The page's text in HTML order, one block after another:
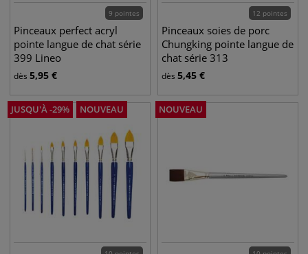
9 pointes
Pinceaux perfect acryl
pointe langue de chat série
399 Lineo
dès 5,95 €
12 pointes
Pinceaux soies de porc
Chungking pointe langue de
chat série 313
dès 5,45 €
JUSQU'À-29% NOUVEAU NOUVEAU